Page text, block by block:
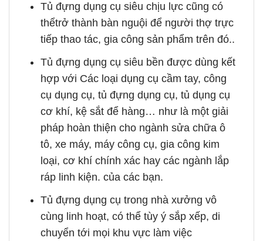
Tủ đựng dụng cụ siêu chịu lực cũng có
thểtrở thành bàn nguội để người thợ trực
tiếp thao tác, gia công sản phẩm trên đó..
Tủ đựng dụng cụ siêu bền được dùng kết
hợp với Các loại dụng cụ cầm tay, công
cụ dụng cụ, tủ đựng dụng cụ, tủ dụng cụ
cơ khí, kệ sắt để hàng… như là một giải
pháp hoàn thiện cho ngành sửa chữa ô
tô, xe máy, máy công cụ, gia công kim
loại, cơ khí chính xác hay các ngành lắp
ráp linh kiện. của các bạn.
Tủ đựng dụng cụ trong nhà xưởng vô
cùng linh hoạt, có thể tùy ý sắp xếp, di
chuyển tới mọi khu vực làm việc